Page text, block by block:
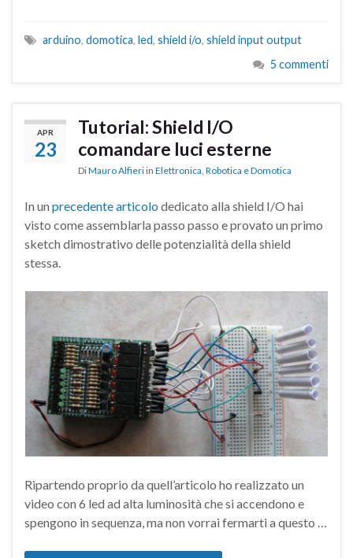
arduino, domotica, led, shield i/o, shield input output
5 commenti
APR
23
Tutorial: Shield I/O
comandare luci esterne
DiMauro Alfieri in Elettronica Robotica e Domotica
In un precedente articolo dedicato alla shield I/O hai
visto come assemblarla passo passo e provato un primo
sketch dimostrativo delle potenzialità della shield
stessa.
Ripartendo proprio da quell’articolo ho realizzato un
video con 6 led ad alta luminosità che si accendono e
spengono in sequenza, ma non vorrai fermarti a questo …